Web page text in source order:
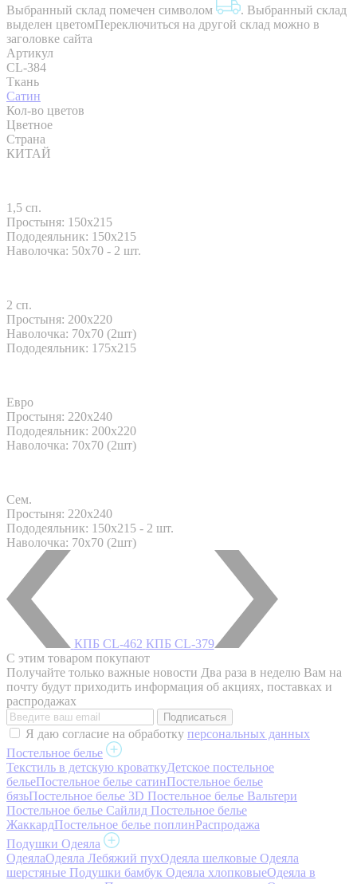
Выбранный склад помечен символом . Выбранный склад
выделен цветомПереключиться на другой склад можно в
заголовке сайта
Артикул
CL-384
Ткань
Сатин
Кол-во цветов
Цветное
Страна
КИТАЙ
1,5 сп.
Простыня: 150x215
Пододеяльник: 150x215
Наволочка: 50x70 - 2 шт.
2 сп.
Простыня: 200x220
Наволочка: 70х70 (2шт)
Пододеяльник: 175x215
Евро
Простыня: 220x240
Пододеяльник: 200x220
Наволочка: 70х70 (2шт)
Сем.
Простыня: 220x240
Пододеяльник: 150x215 - 2 шт.
Наволочка: 70х70 (2шт)
КПБ CL-462 КПБ CL-379
С этим товаром покупают
Получайте только важные новости Два раза в неделю Вам на
почту будут приходить информация об акциях, поставках и
распродажах
Я даю согласие на обработку персональных данных
Постельное белье
Текстиль в детскую кроваткуДетское постельное
бельеПостельное белье сатинПостельное белье
бязьПостельное белье 3D Постельное белье Вальтери
Постельное белье Сайлид Постельное белье
ЖаккардПостельное белье поплинРаспродажа
Подушки Одеяла
ОдеялаОдеяла Лебяжий пухОдеяла шелковые Одеяла
шерстяные Подушки бамбук Одеяла хлопковыеОдеяла в